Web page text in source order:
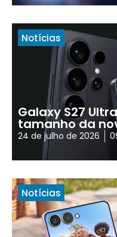
Notícias
Galaxy S27
tamanho da
24 de julho de 2026
Notícias